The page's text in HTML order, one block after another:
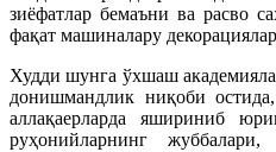
зиёфатлар бемаъни ва расво
фақат машиналару
Худди шунга ўхшаш
донишмандлик ниқоби
аллақаерларда яшириниб
руҳонийларнинг